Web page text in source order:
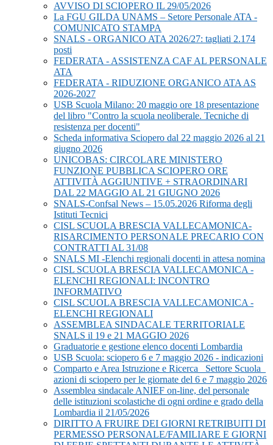
AVVISO DI SCIOPERO IL 29/05/2026
La FGU GILDA UNAMS – Setore Personale ATA -
COMUNICATO STAMPA
SNALS - ORGANICO ATA 2026/27: tagliati 2.174
posti
FEDERATA - ASSISTENZA CAF AL PERSONALE
ATA
FEDERATA - RIDUZIONE ORGANICO ATA AS
2026-2027
USB Scuola Milano: 20 maggio ore 18 presentazione
del libro "Contro la scuola neoliberale. Tecniche di
resistenza per docenti"
Scheda informativa Sciopero dal 22 maggio 2026 al 21
giugno 2026
UNICOBAS: CIRCOLARE MINISTERO
FUNZIONE PUBBLICA SCIOPERO ORE
ATTIVITÀ AGGIUNTIVE + STRAORDINARI
DAL 22 MAGGIO AL 21 GIUGNO 2026
SNALS-Confsal News – 15.05.2026 Riforma degli
Istituti Tecnici
CISL SCUOLA BRESCIA VALLECAMONICA-
RISARCIMENTO PERSONALE PRECARIO CON
CONTRATTI AL 31/08
SNALS MI -Elenchi regionali docenti in attesa nomina
CISL SCUOLA BRESCIA VALLECAMONICA -
ELENCHI REGIONALI: INCONTRO
INFORMATIVO
CISL SCUOLA BRESCIA VALLECAMONICA -
ELENCHI REGIONALI
ASSEMBLEA SINDACALE TERRITORIALE
SNALS il 19 e 21 MAGGIO 2026
Graduatorie e gestione elenco docenti Lombardia
USB Scuola: sciopero 6 e 7 maggio 2026 - indicazioni
Comparto e Area Istruzione e Ricerca_ Settore Scuola_
azioni di sciopero per le giornate del 6 e 7 maggio 2026
Assemblea sindacale ANIEF on-line, del personale
delle istituzioni scolastiche di ogni ordine e grado della
Lombardia il 21/05/2026
DIRITTO A FRUIRE DEI GIORNI RETRIBUITI DI
PERMESSO PERSONALE/FAMILIARE E GIORNI